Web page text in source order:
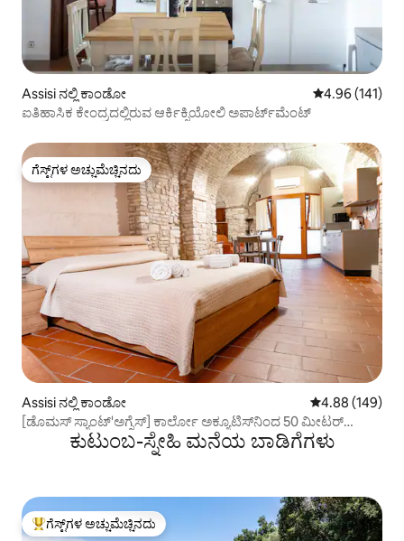
Assisi ನಲ್ಲಿ ಕಾಂಡೋ 5 ರಲ್ಲಿ 4.96
4.96 (141)
ಐತಿಹಾಸಿಕ ಕೇಂದ್ರದಲ್ಲಿರುವ ಆರ್ಕಿಕ್ಸಿಯೋಲಿ ಅಪಾರ್ಟ್‌ಮೆಂಟ್
ಗೆಸ್ಟ್‌ಗಳ ಅಚ್ಚುಮೆಚ್ಚಿನದು
ಗೆಸ್ಟ್‌ಗಳ ಅಚ್ಚುಮೆಚ್ಚಿನದು
Assisi ನಲ್ಲಿ ಕಾಂಡೋ 5 ರಲ್ಲಿ 4.88
4.88 (149)
[ಡೊಮಸ್ ಸ್ಯಾಂಟ್'ಅಗ್ನೆಸ್] ಕಾರ್ಲೋ ಅಕ್ಯೂಟಿಸ್‌ನಿಂದ 50 ಮೀಟರ್
ಕುಟುಂಬ-ಸ್ನೇಹಿ ಮನೆಯ ಬಾಡಿಗೆಗಳು
ಗೆಸ್ಟ್‌ಗಳಿಗೆ ಅತಿ ಹೆಚ್ಚು ಅಚ್ಚುಮೆಚ್ಚಿನದು
ಗೆಸ್ಟ್‌ಗಳ ಅಚ್ಚುಮೆಚ್ಚಿನದು